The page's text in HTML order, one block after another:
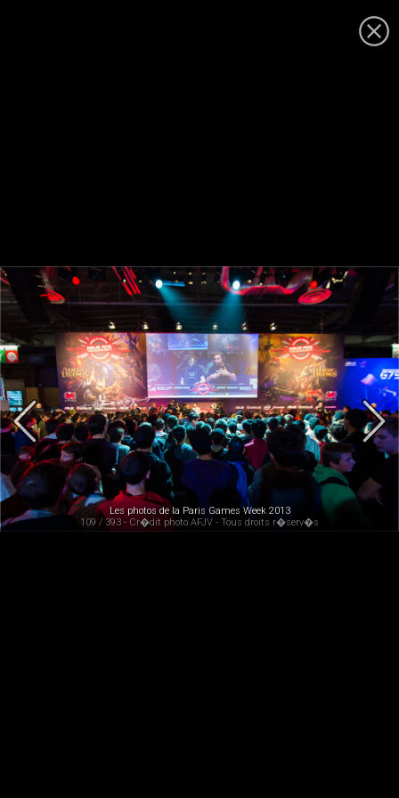
Les photos de la Paris Games Week 2013
109 / 393 - Cr�dit photo AFJV - Tous droits r�serv�s